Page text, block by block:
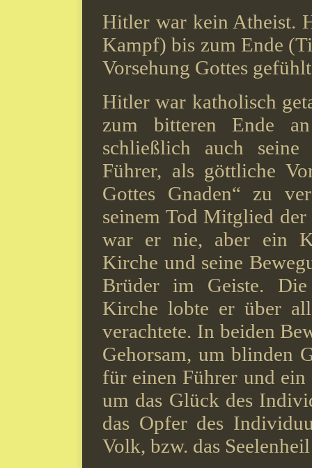
Hitler war kein Atheist.
Kampf) bis zum Ende
Vorsehung Gottes
Hitler war katholisch
zum bitteren Ende
schließlich auch seine
Führer, als göttliche
Gottes Gnaden“ zu
seinem Tod Mitglied
war er nie, aber ein
Kirche und seine
Brüder im Geiste. Die
Kirche lobte er über
verachtete. In beiden
Gehorsam, um blinden
für einen Führer und
um das Glück des
das Opfer des
Volk, bzw. das